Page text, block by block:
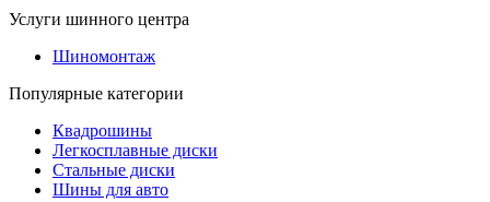
Услуги шинного центра
Шиномонтаж
Популярные категории
Квадрошины
Легкосплавные диски
Стальные диски
Шины для авто